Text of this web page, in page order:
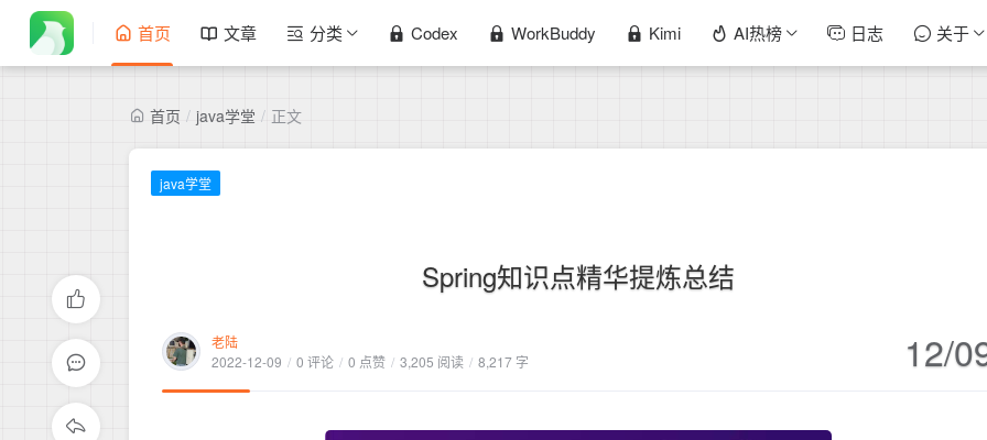
首页 文章 分类 Codex WorkBuddy Kimi AI热榜 日志 关于
首页 / java学堂 / 正文
java学堂
Spring知识点精华提炼总结
老陆
2022-12-09 / 0 评论 / 0 点赞 / 3,205 阅读 / 8,217 字 12/